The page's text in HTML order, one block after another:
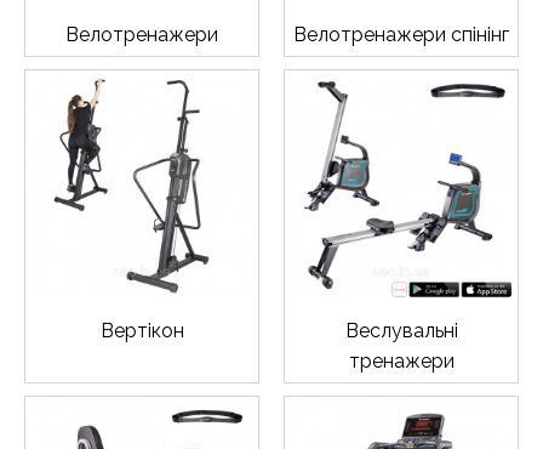
Велотренажери Велотренажери спінінг
Вертікон
Веслувальні
тренажери